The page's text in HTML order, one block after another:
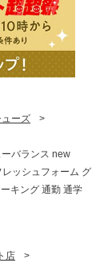
ーズ
>
バランス new
ッシュフォーム グ
キング 通勤 通学
店
>